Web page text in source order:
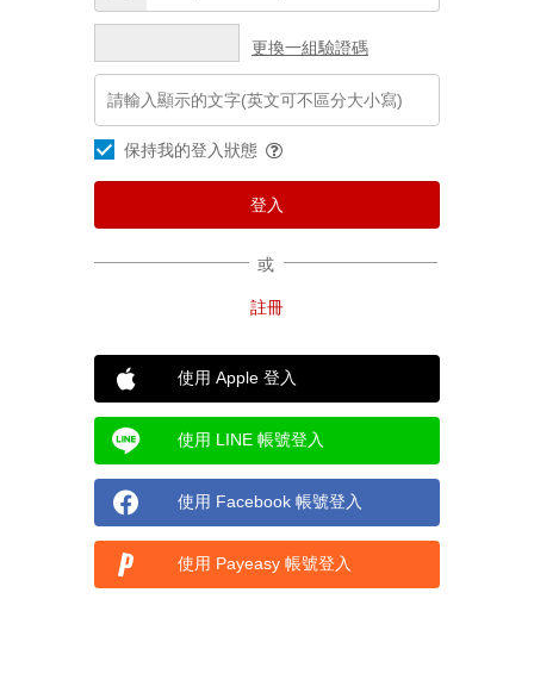
更換一組驗證碼
保持我的登入狀態
或
使用 Apple 登入
使用 LINE 帳號登入
使用 Facebook 帳號登入
使用 Payeasy 帳號登入